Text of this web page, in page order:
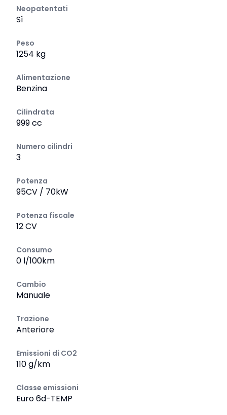
Neopatentati
Sì
Peso
1254 kg
Alimentazione
Benzina
Cilindrata
999 cc
Numero cilindri
3
Potenza
95CV / 70kW
Potenza fiscale
12 CV
Consumo
0 l/100km
Cambio
Manuale
Trazione
Anteriore
Emissioni di CO2
110 g/km
Classe emissioni
Euro 6d-TEMP